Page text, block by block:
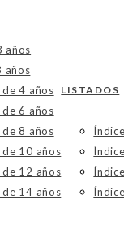
años
años
4 años
6 años
8 años
10 años
12 años
14 años
LISTADOS